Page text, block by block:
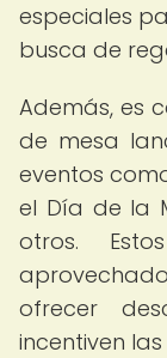
especiales
busca de
Además, es
de mesa
eventos
el Día de la
otros.
ofrecer
incentiven